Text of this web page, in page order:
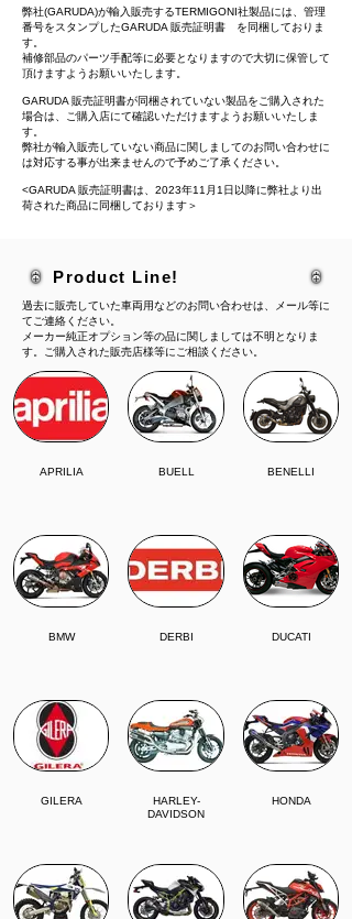
弊社(GARUDA)が輸入販売するTERMIGONI社製品には、管理
番号をスタンプしたGARUDA 販売証明書 を同梱しておりま
す。
補修部品のパーツ手配等に必要となりますので大切に保管して
頂けますようお願いいたします。
GARUDA 販売証明書が同梱されていない製品をご購入された
場合は、ご購入店にて確認いただけますようお願いいたしま
す。
弊社が輸入販売していない商品に関しましてのお問い合わせに
は対応する事が出来ませんので予めご了承ください。
<GARUDA 販売証明書は、2023年11月1日以降に弊社より出
荷された商品に同梱しております＞
Product Line!
過去に販売していた車両用などのお問い合わせは、メール等に
てご連絡ください。
​メーカー純正オプション等の品に関しましては不明となりま
す。ご購入された販売店様等にご相談ください。
APRILIA BUELL BENELLI
BMW DERBI DUCATI
GILERA
HARLEY-
DAVIDSON
HONDA